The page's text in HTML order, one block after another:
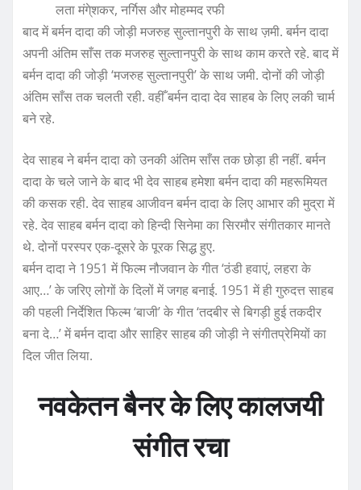
लता मंगे्शकर, नर्गिस और मोहम्मद रफी
बाद में बर्मन दादा की जोड़ी मजरुह सुल्तानपुरी के साथ ज़मी. बर्मन दादा
अपनी अंतिम साँस तक मजरुह सुल्तानपुरी के साथ काम करते रहे. बाद में
बर्मन दादा की जोड़ी ‘मजरुह सुल्तानपुरी’ के साथ जमी. दोनों की जोड़ी
अंतिम साँस तक चलती रही. वहीँ बर्मन दादा देव साहब के लिए लकी चार्म
बने रहे.
देव साहब ने बर्मन दादा को उनकी अंतिम साँस तक छोड़ा ही नहीं. बर्मन
दादा के चले जाने के बाद भी देव साहब हमेशा बर्मन दादा की महरूमियत
की कसक रही. देव साहब आजीवन बर्मन दादा के लिए आभार की मुद्रा में
रहे. देव साहब बर्मन दादा को हिन्दी सिनेमा का सिरमौर संगीतकार मानते
थे. दोनों परस्पर एक-दूसरे के पूरक सिद्ध हुए.
बर्मन दादा ने 1951 में फिल्म नौजवान के गीत ‘ठंडी हवाएं, लहरा के
आए…’ के जरिए लोगों के दिलों में जगह बनाई. 1951 में ही गुरुदत्त साहब
की पहली निर्देशित फिल्म ‘बाजी’ के गीत ‘तदबीर से बिगड़ी हुई तकदीर
बना दे…’ में बर्मन दादा और साहिर साहब की जोड़ी ने संगीतप्रेमियों का
दिल जीत लिया.
नवकेतन बैनर के लिए कालजयी
संगीत रचा